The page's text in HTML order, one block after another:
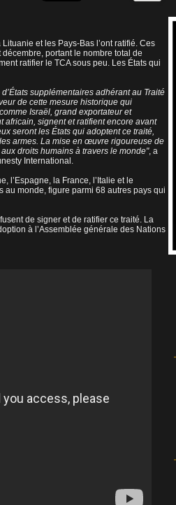
et les Pays-Bas l’ont ratifié. Ces
portant le nombre total de
ratifier le TCA sous peu. Les États qui
supplémentaires adhérant au Traité
de cette mesure historique qui
Israël, grand exportateur et
africain, signent et ratifient encore avant
seront les États qui adoptent ce traité,
armes. La mise en œuvre rigoureuse de
droits humains à travers le monde", a
International.
l’Espagne, la France, l’Italie et le
au monde, figure parmi 68 autres pays qui
de signer et de ratifier ce traité. La
à l’Assemblée générale des Nations